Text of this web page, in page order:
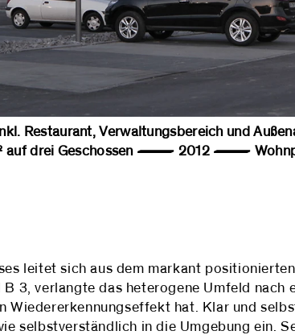
Restaurant, Verwaltungsbereich und
auf drei Geschossen — 2012 —
leitet sich aus dem markant
3, verlangte das heterogene Umfeld nach
hat. Klar und
selbstverständlich in die Umgebung ein.